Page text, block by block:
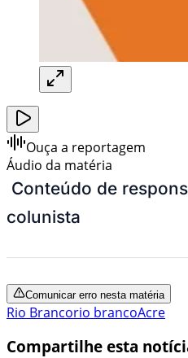
Ouça a reportagem
Áudio da matéria
Conteúdo de
colunista
Comunicar erro nesta matéria
Rio Brancorio brancoAcre
Compartilhe esta